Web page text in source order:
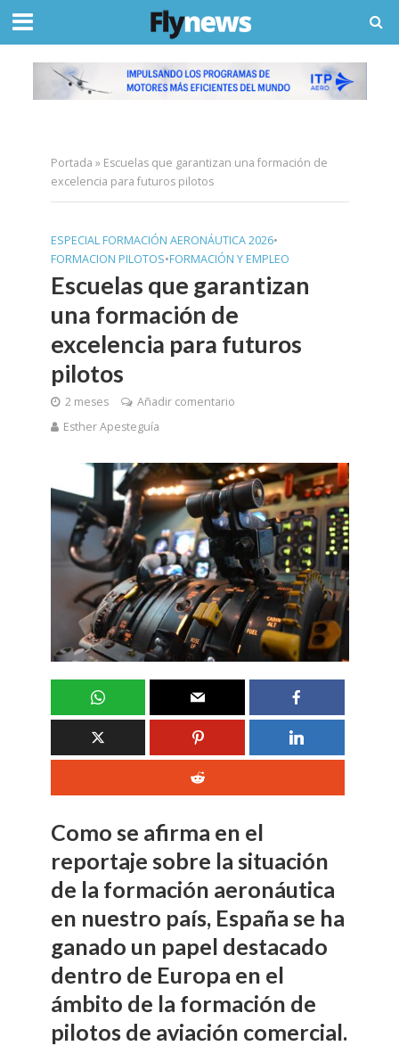
Portada » Escuelas que garantizan una formación de
excelencia para futuros pilotos
ESPECIAL FORMACIÓN AERONÁUTICA 2026•
FORMACION PILOTOS•FORMACIÓN Y EMPLEO
Escuelas que garantizan
una formación de
excelencia para futuros
pilotos
2 meses
Añadir comentario
Esther Apesteguía
Como se afirma en el
reportaje sobre la situación
de la formación aeronáutica
en nuestro país, España se ha
ganado un papel destacado
dentro de Europa en el
ámbito de la formación de
pilotos de aviación comercial.